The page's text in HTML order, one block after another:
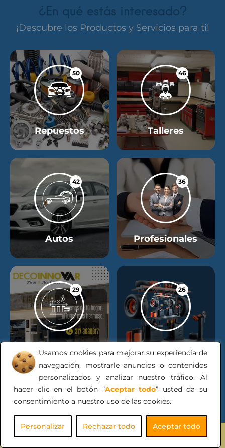
Usamos cookies para mejorar su experiencia de
navegación, mostrarle anuncios o contenidos
personalizados y analizar nuestro tráfico. Al
hacer clic en el botón “Aceptar todo” usted da su
consentimiento a nuestro uso de las cookies.
Personalizar Rechazar todo Aceptar todo
¿En qué estás interesado?
¡Descubre los Productos y Servicios para ti!
50
Repuestos
46
Talleres
42
Autos
36
Profesionales
29 26
Motos